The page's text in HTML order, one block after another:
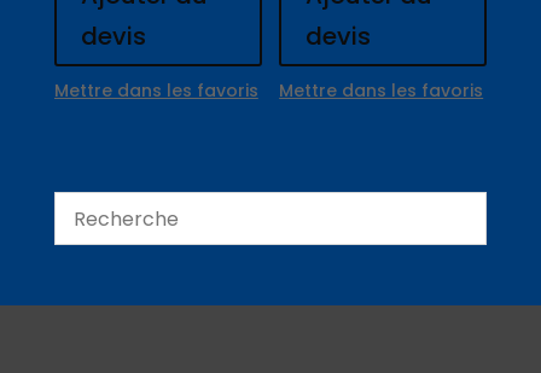
devis
Mettre dans les favoris
devis
Mettre dans les favoris